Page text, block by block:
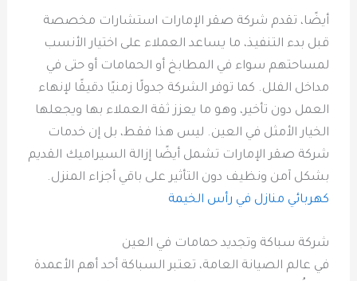
أيضًا، تقدم شركة صقر الإمارات استشارات مخصصة
قبل بدء التنفيذ، ما يساعد العملاء على اختيار الأنسب
لمساحتهم سواء في المطابخ أو الحمامات أو حتى في
مداخل الفلل. كما توفر الشركة جدولًا زمنيًا دقيقًا لإنهاء
العمل دون تأخير، وهو ما يعزز ثقة العملاء بها ويجعلها
الخيار الأمثل في العين. ليس هذا فقط، بل إن خدمات
شركة صقر الإمارات تشمل أيضًا إزالة السيراميك القديم
بشكل آمن ونظيف دون التأثير على باقي أجزاء المنزل.
كهربائي منازل في رأس الخيمة
شركة سباكة وتجديد حمامات في العين
في عالم الصيانة العامة، تعتبر السباكة أحد أهم الأعمدة